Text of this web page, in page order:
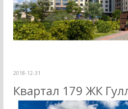
2018-12-31
Квартал 179 ЖК